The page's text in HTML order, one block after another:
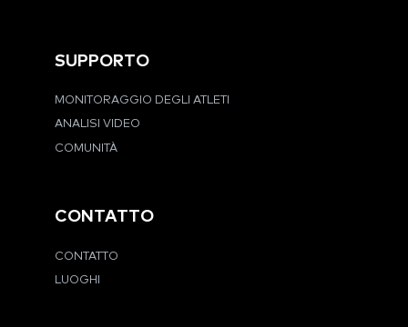
SUPPORTO
MONITORAGGIO DEGLI ATLETI
ANALISI VIDEO
COMUNITÀ
CONTATTO
CONTATTO
LUOGHI